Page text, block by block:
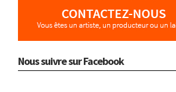
Nous suivre sur Facebook